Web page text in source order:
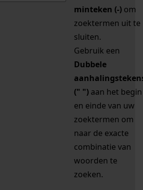
minteken (-) om
zoektermen uit te
sluiten.
Gebruik een
Dubbele
(" ") aan het begin
en einde van uw
zoektermen om
naar de exacte
combinatie van
woorden te
zoeken.